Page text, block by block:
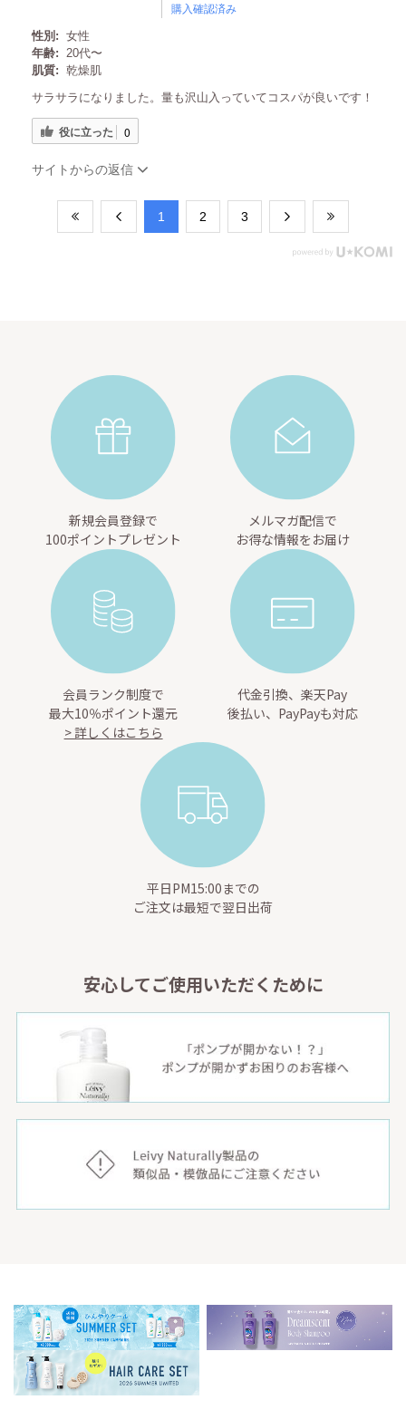
購入確認済み
性別: 女性
年齢:
20代〜
肌質: 乾燥肌
サラサラになりました。量も沢山入っていてコスパが良いです！
役に立った 0
サイトからの返信
​1 ​2 ​3
新規会員登録で
100ポイントプレゼント
メルマガ配信で
お得な情報をお届け
会員ランク制度で
最大10％ポイント還元
> 詳しくはこちら
代金引換、楽天Pay
後払い、PayPayも対応
平日PM15:00までの
ご注文は最短で翌日出荷
安心してご使用いただくために